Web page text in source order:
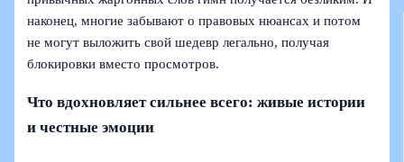
наконец, многие забывают о правовых нюансах и потом
не могут выложить свой шедевр легально, получая
блокировки вместо просмотров.
Что вдохновляет сильнее всего: живые истории
и честные эмоции